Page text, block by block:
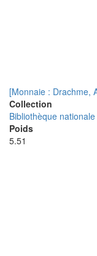
[Monnaie : Drachme,
Collection
Bibliothèque
Poids
5.51